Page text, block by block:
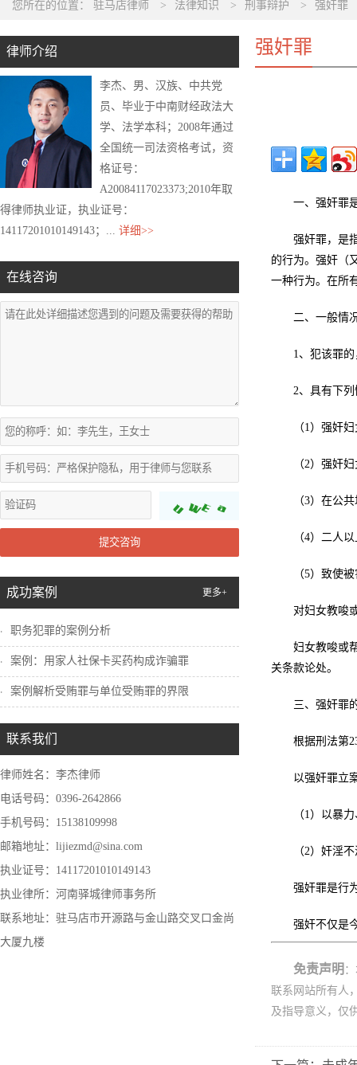
您所在的位置： 驻马店律师 > 法律知识 > 刑事辩护 > 强奸罪
律师介绍
李杰、男、汉族、中共党
员、毕业于中南财经政法大
学、法学本科；2008年通过
全国统一司法资格考试，资
格证号：
A20084117023373;2010年取
得律师执业证，执业证号：
14117201010149143；... 详细>>
在线咨询
提交咨询
成功案例 更多+
职务犯罪的案例分析
案例：用家人社保卡买药构成诈骗罪
案例解析受贿罪与单位受贿罪的界限
联系我们
律师姓名：李杰律师
电话号码：0396-2642866
手机号码：15138109998
邮箱地址：lijiezmd@sina.com
执业证号：14117201010149143
执业律所：河南驿城律师事务所
联系地址：驻马店市开源路与金山路交叉口金尚
大厦九楼
强奸罪
一、强奸罪
强奸罪，是
的行为。强奸（
一种行为。在所
二、一般情
1、犯该罪
2、具有下
（1）强奸
（2）强奸
（3）在公
（4）二人
（5）致使
对妇女教唆
妇女教唆或
关条款论处。
三、强奸罪
根据刑法第
以强奸罪立
（1）以暴
（2）奸淫
强奸罪是行
强奸不仅是
免责声明
联系网站所有人
及指导意义，仅